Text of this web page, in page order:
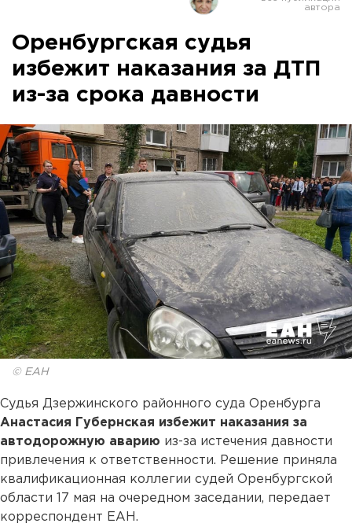
Оренбургская судья
избежит наказания за ДТП
из-за срока давности
© ЕАН
Судья Дзержинского районного суда Оренбурга
Анастасия Губернская избежит наказания за
автодорожную аварию из-за истечения давности
привлечения к ответственности. Решение приняла
квалификационная коллегии судей Оренбургской
области 17 мая на очередном заседании, передает
корреспондент ЕАН.